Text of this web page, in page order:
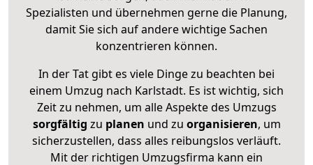
Spezialisten und übernehmen gerne die Planung,
damit Sie sich auf andere wichtige Sachen
konzentrieren können.
In der Tat gibt es viele Dinge zu beachten bei
einem Umzug nach Karlstadt. Es ist wichtig, sich
Zeit zu nehmen, um alle Aspekte des Umzugs
sorgfältig zu planen und zu organisieren, um
sicherzustellen, dass alles reibungslos verläuft.
Mit der richtigen Umzugsfirma kann ein